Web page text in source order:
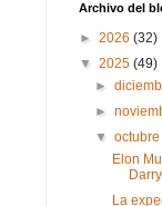
Archivo del
► 2026 (32)
▼ 2025 (49)
►
►
▼
Elon
La